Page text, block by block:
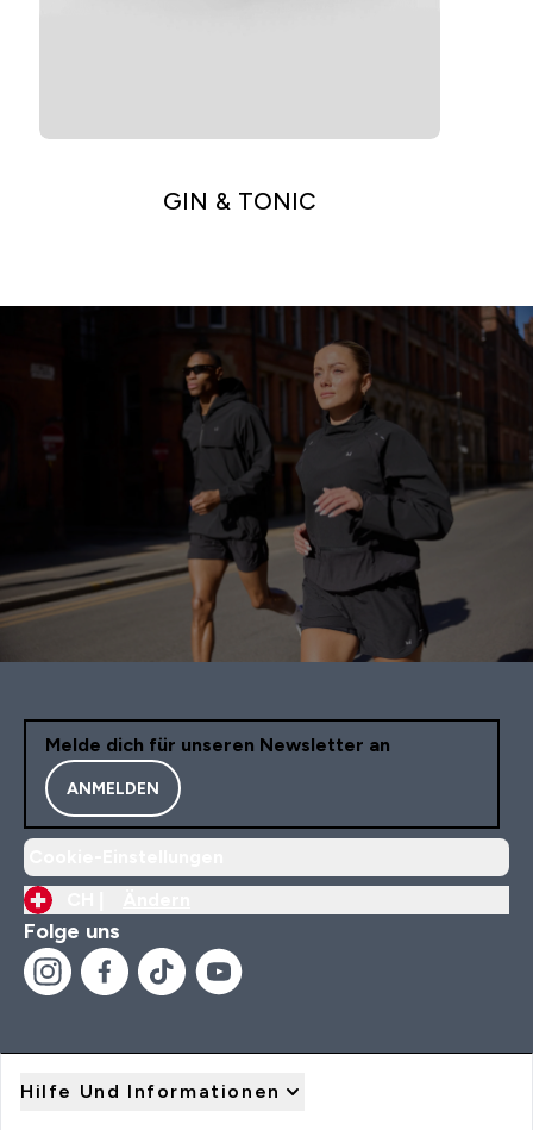
GIN & TONIC
Melde dich für unseren Newsletter an
ANMELDEN
Folge uns
Hilfe Und Informationen